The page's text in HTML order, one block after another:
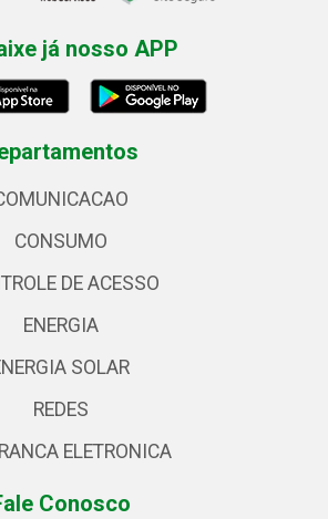
já nosso APP
CONSUMO
DE ACESSO
ENERGIA
SOLAR
REDES
ELETRONICA
Conosco